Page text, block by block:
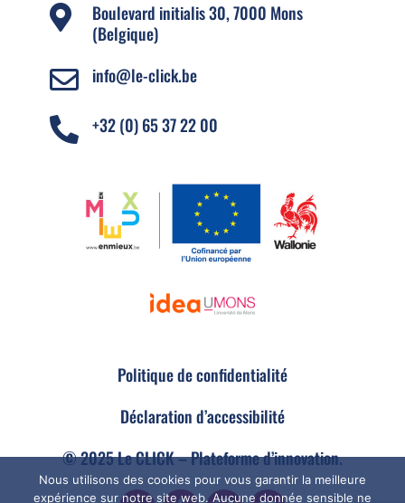

Boulevard initialis 30, 7000 Mons
(Belgique)
 info@le-click.be
 +32 (0) 65 37 22 00
Politique de confidentialité
Déclaration d’accessibilité
© 2025 Le CLICK – Plateforme d’innovation.
Nous utilisons des cookies pour vous garantir la meilleure
expérience sur notre site web. Aucune donnée sensible ne